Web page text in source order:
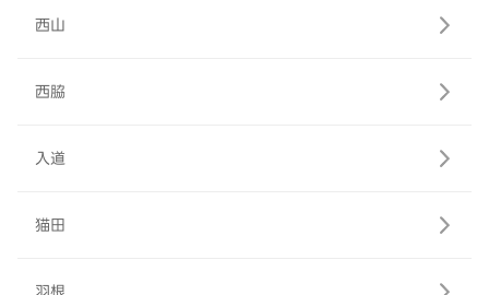
西山
西脇
入道
猫田